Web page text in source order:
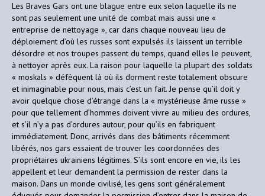
Les Braves Gars ont une blague entre eux selon laquelle ils ne
sont pas seulement une unité de combat mais aussi une «
entreprise de nettoyage », car dans chaque nouveau lieu de
déploiement d’où les russes sont expulsés ils laissent un terrible
désordre et nos troupes passent du temps, quand elles le peuvent,
à nettoyer après eux. La raison pour laquelle la plupart des soldats
« moskals » défèquent là où ils dorment reste totalement obscure
et inimaginable pour nous, mais c’est un fait. Je pense qu’il doit y
avoir quelque chose d’étrange dans la « mystérieuse âme russe »
pour que tellement d’hommes doivent vivre au milieu des ordures,
et s’il n’y a pas d’ordures autour, pour qu’ils en fabriquent
immédiatement. Donc, arrivés dans des bâtiments récemment
libérés, nos gars essaient de trouver les coordonnées des
propriétaires ukrainiens légitimes. S’ils sont encore en vie, ils les
appellent et leur demandent la permission de rester dans la
maison. Dans un monde civilisé, les gens sont généralement